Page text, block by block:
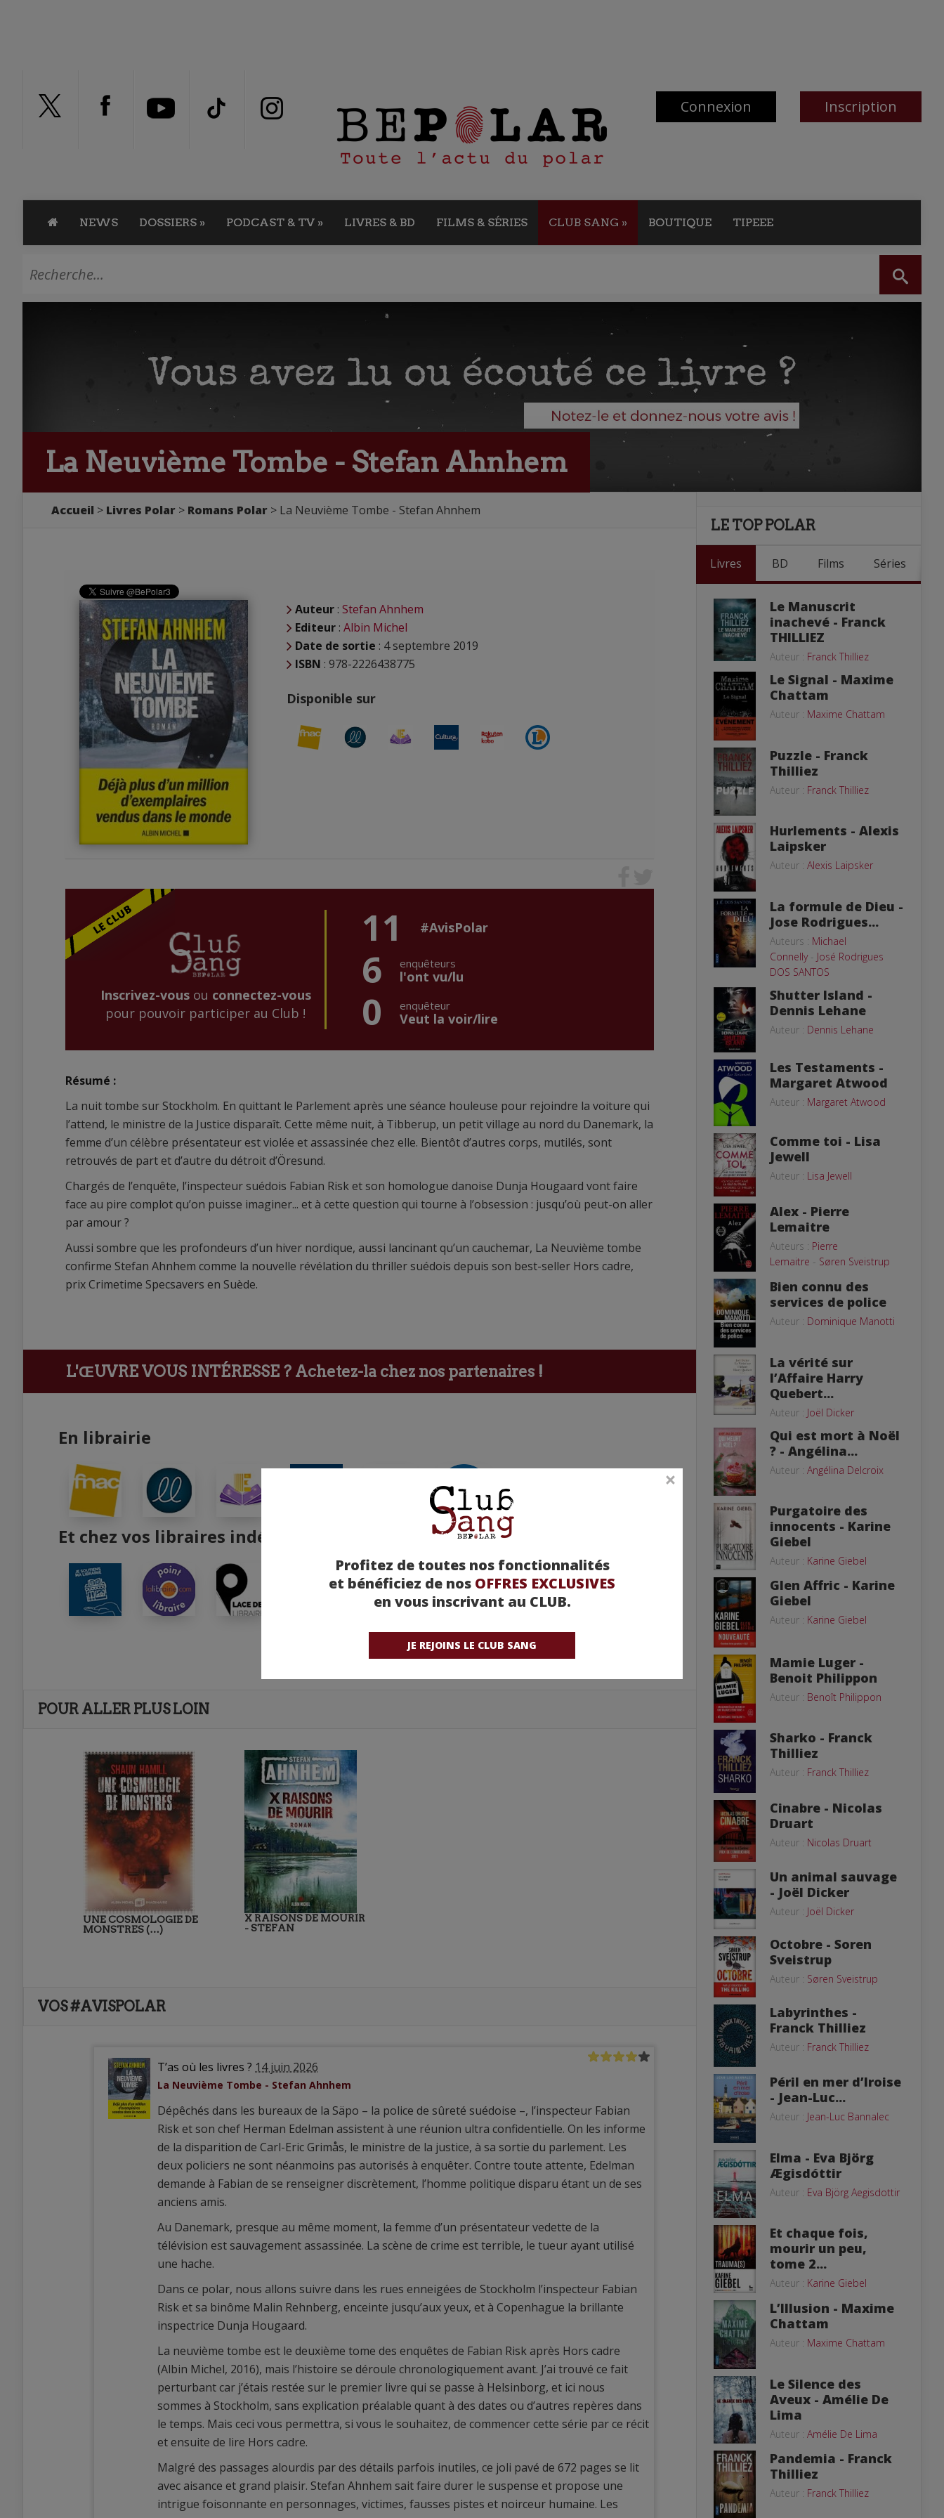
Connexion Inscription
NEWS DOSSIERS » PODCAST & TV » LIVRES & BD FILMS & SÉRIES CLUB SANG » BOUTIQUE TIPEEE
Profitez de toutes nos fonctionnalités
et bénéficiez de nos OFFRES EXCLUSIVES
en vous inscrivant au CLUB.
JE REJOINS LE CLUB SANG
La Neuvième Tombe - Stefan Ahnhem
Accueil Livres Polar Romans Polar La Neuvième Tombe - Stefan Ahnhem
Auteur : Stefan Ahnhem
Editeur : Albin Michel
Date de sortie : 4 septembre 2019
ISBN : 978-2226438775
Disponible sur
Inscrivez-vousou connectez-vous
pour pouvoir participer au Club !
11 #AvisPolar
6 enquêteurs
l'ont vu/lu
0 enquêteur
Veut la voir/lire
Résumé :
La nuit tombe sur Stockholm. En quittant le Parlement après une séance houleuse pour rejoindre la voiture qui
l’attend, le ministre de la Justice disparaît. Cette même nuit, à Tibberup, un petit village au nord du Danemark, la
femme d’un célèbre présentateur est violée et assassinée chez elle. Bientôt d’autres corps, mutilés, sont
retrouvés de part et d’autre du détroit d’Öresund.
Chargés de l’enquête, l’inspecteur suédois Fabian Risk et son homologue danoise Dunja Hougaard vont faire
face au pire complot qu’on puisse imaginer... et à cette question qui tourne à l’obsession : jusqu’où peut-on aller
par amour ?
Aussi sombre que les profondeurs d’un hiver nordique, aussi lancinant qu’un cauchemar, La Neuvième tombe
confirme Stefan Ahnhem comme la nouvelle révélation du thriller suédois depuis son best-seller Hors cadre,
prix Crimetime Specsavers en Suède.
L'ŒUVRE VOUS INTÉRESSE ? Achetez-la chez nos partenaires !
En librairie
Et chez vos libraires indépendants
POUR ALLER PLUS LOIN
UNE COSMOLOGIE DE
MONSTRES (…)
X RAISONS DE MOURIR
- STEFAN
VOS #AVISPOLAR
T’as où les livres ? 14 juin 2026
La Neuvième Tombe - Stefan Ahnhem
Dépêchés dans les bureaux de la Säpo – la police de sûreté suédoise –, l’inspecteur Fabian
Risk et son chef Herman Edelman assistent à une réunion ultra confidentielle. On les informe
de la disparition de Carl-Eric Grimås, le ministre de la justice, à sa sortie du parlement. Les
deux policiers ne sont néanmoins pas autorisés à enquêter. Contre toute attente, Edelman
demande à Fabian de se renseigner discrètement, l’homme politique disparu étant un de ses
anciens amis.
Au Danemark, presque au même moment, la femme d’un présentateur vedette de la
télévision est sauvagement assassinée. La scène de crime est terrible, le tueur ayant utilisé
une hache.
Dans ce polar, nous allons suivre dans les rues enneigées de Stockholm l’inspecteur Fabian
Risk et sa binôme Malin Rehnberg, enceinte jusqu’aux yeux, et à Copenhague la brillante
inspectrice Dunja Hougaard.
La neuvième tombe est le deuxième tome des enquêtes de Fabian Risk après Hors cadre
(Albin Michel, 2016), mais l’histoire se déroule chronologiquement avant. J’ai trouvé ce fait
perturbant car j’étais restée sur le premier livre qui se passe à Helsinborg, et ici nous
sommes à Stockholm, sans explication préalable quant à des dates ou d’autres repères dans
le temps. Mais ceci vous permettra, si vous le souhaitez, de commencer cette série par ce récit
et ensuite de lire Hors cadre.
Malgré des passages alourdis par des détails parfois inutiles, ce joli pavé de 672 pages se lit
avec aisance et grand plaisir. Stefan Ahnhem sait faire durer le suspense et propose une
intrigue foisonnante en personnages, victimes, fausses pistes et noirceur humaine. Les
LE TOP POLAR
Livres BD Films Séries
Le Manuscrit
inachevé - Franck
THILLIEZ
Auteur : Franck Thilliez
Le Signal - Maxime
Chattam
Auteur : Maxime Chattam
Puzzle - Franck
Thilliez
Auteur : Franck Thilliez
Hurlements - Alexis
Laipsker
Auteur : Alexis Laipsker
La formule de Dieu -
Jose Rodrigues...
Auteurs : Michael
Connelly- José Rodrigues
DOS SANTOS
Shutter Island -
Dennis Lehane
Auteur : Dennis Lehane
Les Testaments -
Margaret Atwood
Auteur : Margaret Atwood
Comme toi - Lisa
Jewell
Auteur : Lisa Jewell
Alex - Pierre
Lemaitre
Auteurs : Pierre
Lemaitre - Søren Sveistrup
Bien connu des
services de police
Auteur : Dominique Manotti
La vérité sur
l’Affaire Harry
Quebert...
Auteur : Joël Dicker
Qui est mort à Noël
? - Angélina...
Auteur : Angélina Delcroix
Purgatoire des
innocents - Karine
Giebel
Auteur : Karine Giebel
Glen Affric - Karine
Giebel
Auteur : Karine Giebel
Mamie Luger -
Benoit Philippon
Auteur : Benoît Philippon
Sharko - Franck
Thilliez
Auteur : Franck Thilliez
Cinabre - Nicolas
Druart
Auteur : Nicolas Druart
Un animal sauvage
- Joël Dicker
Auteur : Joël Dicker
Octobre - Soren
Sveistrup
Auteur : Søren Sveistrup
Labyrinthes -
Franck Thilliez
Auteur : Franck Thilliez
Péril en mer d’Iroise
- Jean-Luc...
Auteur : Jean-Luc Bannalec
Elma - Eva Björg
Ægisdóttir
Auteur : Eva Björg Aegisdottir
Et chaque fois,
mourir un peu,
tome 2...
Auteur : Karine Giebel
L’Illusion - Maxime
Chattam
Auteur : Maxime Chattam
Le Silence des
Aveux - Amélie De
Lima
Auteur : Amélie De Lima
Pandemia - Franck
Thilliez
Auteur : Franck Thilliez